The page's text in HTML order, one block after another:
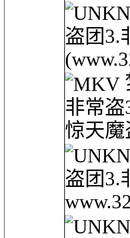
盗团3.
非常盗
惊天
盗团3.